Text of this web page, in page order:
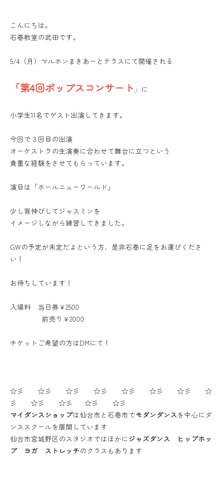
こんにちは。
石巻教室の武田です。
5/4（月）マルホンまきあーとテラスにて開催される
「第4回ポップスコンサート 」 に
小学生11名でゲスト出演してきます。
今回で３回目の出演
オーケストラの生演奏に合わせて舞台に立つという
貴重な経験をさせてもらっています。
演目は「ホールニューワールド」
少し背伸びしてジャスミンを
イメージしながら練習してきました。
GWの予定が未定だよという方、是非石巻に足をお運びくださ
い！
お待ちしています！
入場料 当日券￥2500
前売り￥2000
チケットご希望の方はDMにて！
☆彡 ☆彡 ☆彡 ☆彡 ☆彡 ☆彡 ☆彡 ☆
彡 ☆彡 ☆彡 ☆彡 ☆彡
マイダンスショップは仙台市と石巻市でモダンダンスを中心にダ
ンススクールを展開しています
仙台市宮城野区のスタジオではほかに ジャズダンス ヒップホッ
プ ヨガ ストレッチのクラスもあります